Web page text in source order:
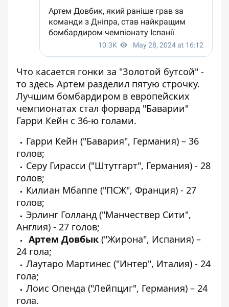
Что касается гонки за "Золотой бутсой" -
то здесь Артем разделил пятую строчку.
Лучшим бомбардиром в европейских
чемпионатах стал форвард "Баварии"
Гарри Кейн с 36-ю голами.
Гарри Кейн ("Бавария", Германия) – 36
голов;
Серу Гирасси ("Штутгарт", Германия) - 28
голов;
Килиан Мбаппе ("ПСЖ", Франция) - 27
голов;
Эрлинг Голланд ("Манчествер Сити",
Англия) - 27 голов;
Артем Довбык ("Жирона", Испания) –
24 гола;
Лаутаро Мартинес ("Интер", Италия) - 24
гола;
Лоис Опенда ("Лейпциг", Германия) – 24
гола.